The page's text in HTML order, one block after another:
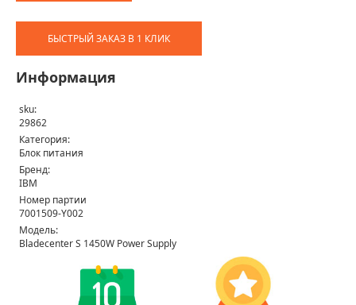
БЫСТРЫЙ ЗАКАЗ В 1 КЛИК
Информация
sku:
29862
Категория:
Блок питания
Бренд:
IBM
Номер партии
7001509-Y002
Модель:
Bladecenter S 1450W Power Supply